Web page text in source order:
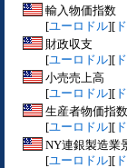
輸入物価指数
[ユーロドル][
財政収支
[ユーロドル][
小売売上高
[ユーロドル][
生産者物価指数
[ユーロドル][
NY連銀製造業
[ユーロドル][